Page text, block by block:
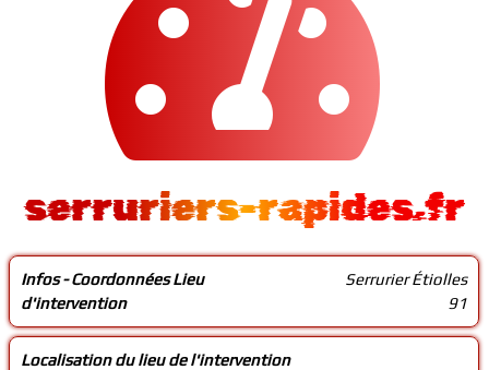
serruriers-rapides.fr
Infos - Coordonnées Lieu
d'intervention
Serrurier Étiolles
91
Localisation du lieu de l'intervention